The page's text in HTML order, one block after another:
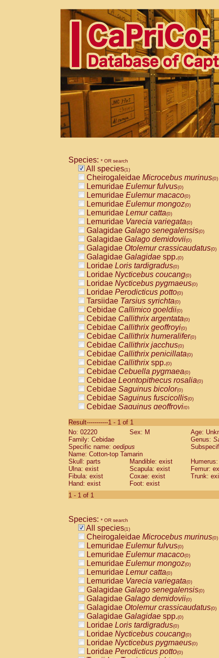
Species: * OR search
All species(1)
Cheirogaleidae Microcebus murinus(0)
Lemuridae Eulemur fulvus(0)
Lemuridae Eulemur macaco(0)
Lemuridae Eulemur mongoz(0)
Lemuridae Lemur catta(0)
Lemuridae Varecia variegata(0)
Galagidae Galago senegalensis(0)
Galagidae Galago demidovii(0)
Galagidae Otolemur crassicaudatus(0)
Galagidae Galagidae spp.(0)
Loridae Loris tardigradus(0)
Loridae Nycticebus coucang(0)
Loridae Nycticebus pygmaeus(0)
Loridae Perodicticus potto(0)
Tarsiidae Tarsius syrichta(0)
Cebidae Callimico goeldii(0)
Cebidae Callithrix argentata(0)
Cebidae Callithrix geoffroyi(0)
Cebidae Callithrix humeralifer(0)
Cebidae Callithrix jacchus(0)
Cebidae Callithrix penicillata(0)
Cebidae Callithrixspp.(0)
Cebidae Cebuella pygmaea(0)
Cebidae Leontopithecus rosalia(0)
Cebidae Saguinus bicolor(0)
Cebidae Saguinus fuscicollis(0)
Cebidae Saguinus geoffroyi(0)
CebidaeSaguinus labiatus(0)
Cebidae Saguinus leucopus (0)
Cebidae
CebidaeSaguinus mystax
Cebidae Saguinus nigricollis (0)
Cebidae Saguinus oedipus
Cebidae Saguinus weddelli
Cebidae Saguinusspp.
Cebidae
CebidaeCebus capucinus
CebidaeCebus nigrivittatus
CebidaeCebus spp.(0)
CebidaeSaimiri boliviensis(0)
CebidaeSaimiri sciureus(0)
AtelidaeAlouatta caraya(0)
AtelidaeAlouatta fusca(0)
AtelidaeAlouatta seniculus(0)
AtelidaeAlouattaspp.(0)
AtelidaeAteles belzebuth(0)
AtelidaeAteles geoffroyi(0)
AtelidaeAteles paniscus(0)
AtelidaeAtelesspp.(0)
AtelidaeLagothrix lagothricha(0)
AtelidaeLagothrix lagothricha cana
PitheciidaeCacajao calvus
Result-----------1 - 1 of 1
No: 02220
Sex: M
Age:
Family: Cebidae
Genus:
Specific name: oedipus
Name: Cotton-top Tamarin
Skull: parts
Mandible: exist
Ulna: exist
Scapula: exist
Femur:
Fibula: exist
Coxae: exist
Trunk:
Hand: exist
Foot: exist
1 - 1 of 1
Species: * OR search
All species(1)
Cheirogaleidae Microcebus murinus(0)
Lemuridae Eulemur fulvus(0)
Lemuridae Eulemur macaco(0)
Lemuridae Eulemur mongoz(0)
Lemuridae Lemur catta(0)
Lemuridae Varecia variegata(0)
Galagidae Galago senegalensis(0)
Galagidae Galago demidovii(0)
Galagidae Otolemur crassicaudatus(0)
Galagidae Galagidae spp.(0)
Loridae Loris tardigradus(0)
Loridae Nycticebus coucang(0)
Loridae Nycticebus pygmaeus(0)
Loridae Perodicticus potto(0)